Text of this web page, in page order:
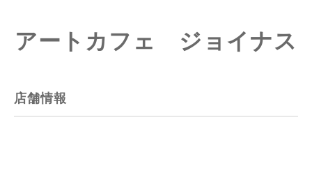
アートカフェ ジョイナス
店舗情報